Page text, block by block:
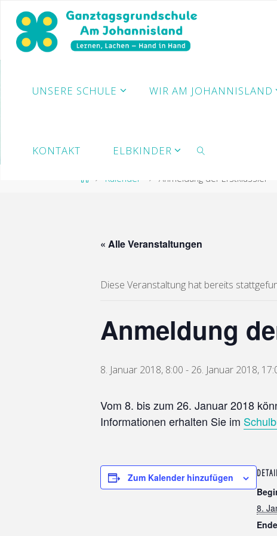
Inhalt
springen
UNSERE SCHULE WIR AM JOHANNISLAND
KONTAKT ELBKINDER
StartKalender Anmeldung der Erstklässler
« Alle Veranstaltungen
Diese Veranstaltung hat bereits
Anmeldung
8. Januar 2018, 8:00 - 26. Januar 2018,
Vom 8. bis zum 26. Januar 2018
Informationen erhalten Sie im
Zum Kalender hinzufügen
8.